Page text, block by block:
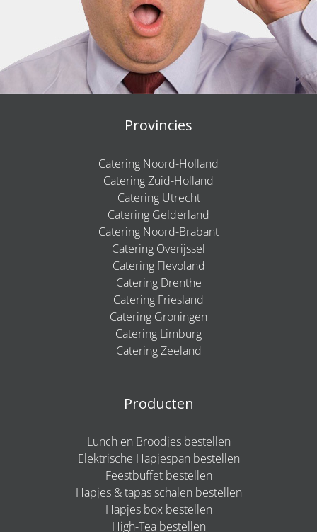
Provincies
Catering Noord-Holland
Catering Zuid-Holland
Catering Utrecht
Catering Gelderland
Catering Noord-Brabant
Catering Overijssel
Catering Flevoland
Catering Drenthe
Catering Friesland
Catering Groningen
Catering Limburg
Catering Zeeland
Producten
Lunch en Broodjes bestellen
Elektrische Hapjespan bestellen
Feestbuffet bestellen
Hapjes & tapas schalen bestellen
Hapjes box bestellen
High-Tea bestellen